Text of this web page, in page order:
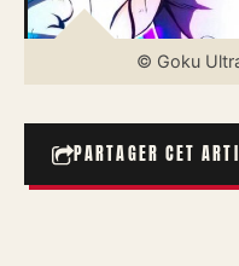
© Goku
PARTAGER CET